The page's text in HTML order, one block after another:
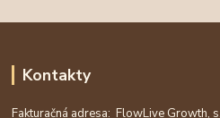
Kontakty
Fakturačná adresa: FlowLive Growth,